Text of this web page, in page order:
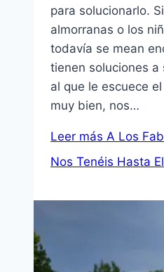
para solucionarlo.
almorranas o los
todavía se mean
tienen soluciones
al que le escuece
muy bien, nos…
Leer más A Los
Nos Tenéis Hasta